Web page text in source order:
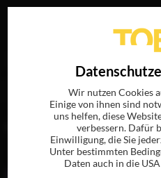
„Nathaniel
Wir nutzen Cookies
Einige von ihnen sind
uns helfen, diese
verbessern. Dafür
Einwilligung, die Sie
Unter bestimmten
Daten auch in die